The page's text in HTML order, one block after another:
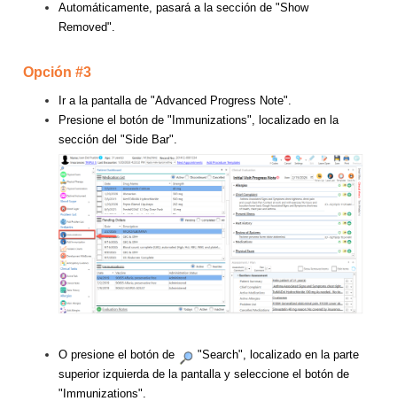
Automáticamente, pasará a la sección de "Show
Removed".
Opción #3
Ir a la pantalla de "Advanced Progress Note".
Presione el botón de "Immunizations", localizado en la
sección del "Side Bar".
O presione el botón de
"Search", localizado en la parte
superior izquierda de la pantalla y seleccione el botón de
"Immunizations".